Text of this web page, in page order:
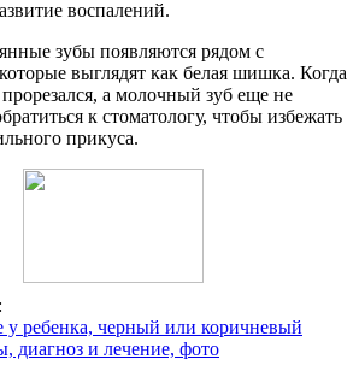
воспалений.
зубы появляются рядом с
выглядят как белая шишка. Когда
а молочный зуб еще не
к стоматологу, чтобы избежать
прикуса.
у ребенка, черный или коричневый
диагноз и лечение, фото